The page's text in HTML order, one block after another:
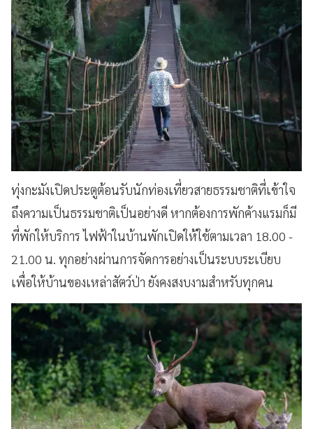
ทุ่งกะมังเปิดประตูต้อนรับนักท่องเที่ยวสายธรรมชาติที่เข้าใจ
ถึงความเป็นธรรมชาติเป็นอย่างดี หากต้องการพักค้างแรมก็มี
ที่พักให้บริการ ไฟฟ้าในบ้านพักเปิดให้ใช้ตามเวลา 18.00 -
21.00 น. ทุกอย่างผ่านการจัดการอย่างเป็นระบบระเบียบ
เพื่อให้บ้านของเหล่าสัตว์ป่า ยังคงสงบงามสำหรับทุกคน